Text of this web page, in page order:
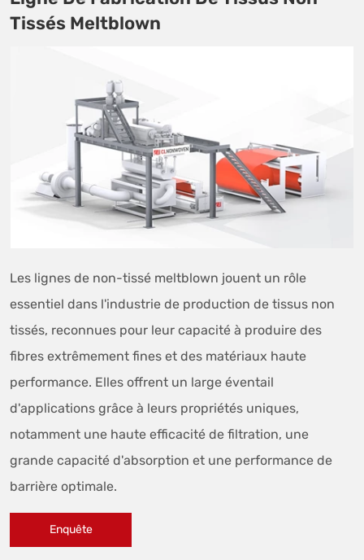
Tissés Meltblown
Les lignes de non-tissé meltblown jouent un rôle
essentiel dans l'industrie de production de tissus non
tissés, reconnues pour leur capacité à produire des
fibres extrêmement fines et des matériaux haute
performance. Elles offrent un large éventail
d'applications grâce à leurs propriétés uniques,
notamment une haute efficacité de filtration, une
grande capacité d'absorption et une performance de
barrière optimale.
Enquête